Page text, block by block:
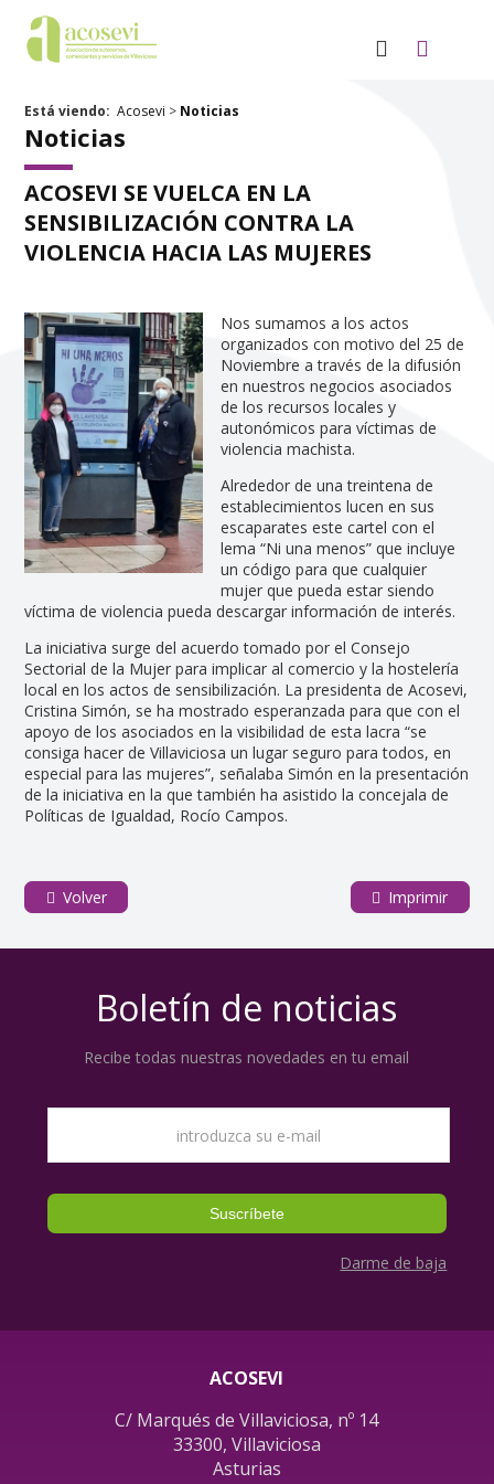
Está viendo: Acosevi > Noticias
Noticias
ACOSEVI SE VUELCA EN LA
SENSIBILIZACIÓN CONTRA LA
VIOLENCIA HACIA LAS MUJERES
Nos sumamos a los actos
organizados con motivo del 25 de
Noviembre a través de la difusión
en nuestros negocios asociados
de los recursos locales y
autonómicos para víctimas de
violencia machista.
Alrededor de una treintena de
establecimientos lucen en sus
escaparates este cartel con el
lema “Ni una menos” que incluye
un código para que cualquier
mujer que pueda estar siendo
víctima de violencia pueda descargar información de interés.
La iniciativa surge del acuerdo tomado por el Consejo
Sectorial de la Mujer para implicar al comercio y la hostelería
local en los actos de sensibilización. La presidenta de Acosevi,
Cristina Simón, se ha mostrado esperanzada para que con el
apoyo de los asociados en la visibilidad de esta lacra “se
consiga hacer de Villaviciosa un lugar seguro para todos, en
especial para las mujeres”, señalaba Simón en la presentación
de la iniciativa en la que también ha asistido la concejala de
Políticas de Igualdad, Rocío Campos.
Volver Imprimir
Boletín de noticias
Recibe todas nuestras novedades en tu email
Darme de baja
ACOSEVI
C/ Marqués de Villaviciosa, nº 14
33300, Villaviciosa
Asturias